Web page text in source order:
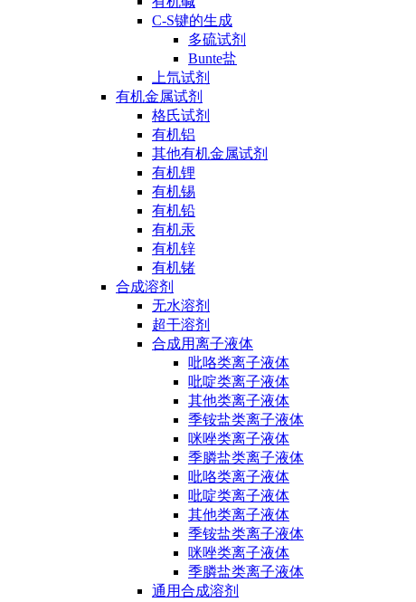
C-S键的生成
多硫试剂
Bunte盐
上氘试剂
有机金属试剂
格氏试剂
有机铝
其他有机金属试剂
有机锂
有机锡
有机铅
有机汞
有机锌
有机锗
合成溶剂
无水溶剂
超干溶剂
合成用离子液体
吡咯类离子液体
吡啶类离子液体
其他类离子液体
季铵盐类离子液体
咪唑类离子液体
季膦盐类离子液体
吡咯类离子液体
吡啶类离子液体
其他类离子液体
季铵盐类离子液体
咪唑类离子液体
季膦盐类离子液体
通用合成溶剂